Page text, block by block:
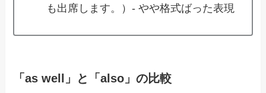
も出席します。）- やや格式ばった表現
「as well」と「also」の比較